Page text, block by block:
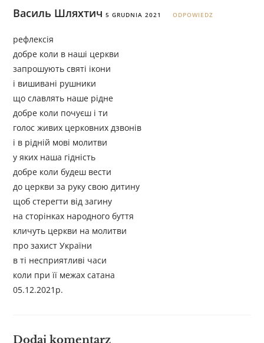
Василь Шляхтич5 GRUDNIA 2021 ODPOWIEDZ
рефлексія
добре коли в наші церкви
запрошують святі ікони
і вишивані рушники
що славлять наше рідне
добре коли почуєш і ти
голос живих церковних дзвонів
і в рідній мові молитви
у яких наша гідність
добре коли будеш вести
до церкви за руку свою дитину
щоб стерегти від загину
на сторінках народного буття
кличуть церкви на молитви
про захист України
в ті несприятливі часи
коли при її межах сатана
05.12.2021р.
Dodaj komentarz